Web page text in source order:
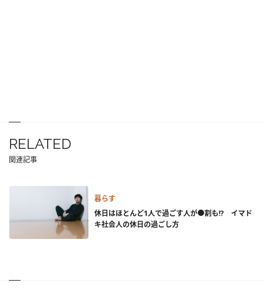
RELATED
関連記事
暮らす
休日はほとんど1人で過ごす人が●割も!? イマド
キ社会人の休日の過ごし方